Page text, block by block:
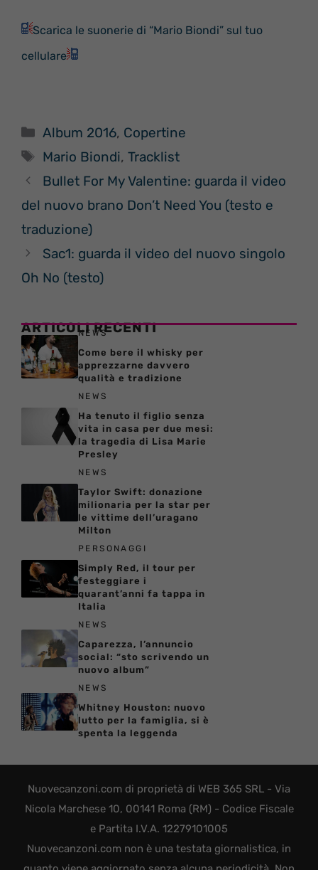
Scarica le suonerie di “Mario Biondi” sul tuo
cellulare
Categorie
Album 2016, Copertine
Tag
Mario Biondi,Tracklist
Bullet For My Valentine: guarda il video
del nuovo brano Don’t Need You (testo e
traduzione)
Sac1: guarda il video del nuovo singolo
Oh No (testo)
ARTICOLI RECENTI
NEWS
Come bere il whisky per
apprezzarne davvero
qualità e tradizione
NEWS
Ha tenuto il figlio senza
vita in casa per due mesi:
la tragedia di Lisa Marie
Presley
NEWS
Taylor Swift: donazione
milionaria per la star per
le vittime dell’uragano
Milton
PERSONAGGI
Simply Red, il tour per
festeggiare i
quarant’anni fa tappa in
Italia
NEWS
Caparezza, l’annuncio
social: “sto scrivendo un
nuovo album”
NEWS
Whitney Houston: nuovo
lutto per la famiglia, si è
spenta la leggenda
Nuovecanzoni.com di proprietà di WEB 365 SRL - Via
Nicola Marchese 10, 00141 Roma (RM) - Codice Fiscale
e Partita I.V.A. 12279101005
Nuovecanzoni.com non è una testata giornalistica, in